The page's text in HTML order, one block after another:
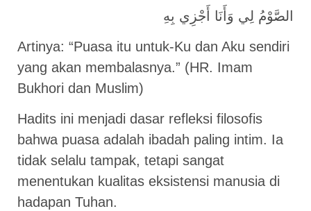
الصَّوْمُ لِي وَأَنَا أَجْزِي بِهِ
Artinya: “Puasa itu untuk-Ku dan Aku sendiri
yang akan membalasnya.” (HR. Imam
Bukhori dan Muslim)
Hadits ini menjadi dasar refleksi filosofis
bahwa puasa adalah ibadah paling intim. Ia
tidak selalu tampak, tetapi sangat
menentukan kualitas eksistensi manusia di
hadapan Tuhan.